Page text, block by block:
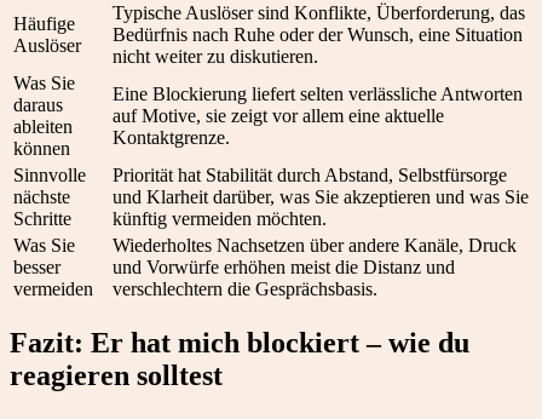
Häufige
Auslöser
Typische Auslöser sind Konflikte, Überforderung, das
Bedürfnis nach Ruhe oder der Wunsch, eine Situation
nicht weiter zu diskutieren.
Was Sie
daraus
ableiten
können
Eine Blockierung liefert selten verlässliche Antworten
auf Motive, sie zeigt vor allem eine aktuelle
Kontaktgrenze.
Sinnvolle
nächste
Schritte
Priorität hat Stabilität durch Abstand, Selbstfürsorge
und Klarheit darüber, was Sie akzeptieren und was Sie
künftig vermeiden möchten.
Was Sie
besser
vermeiden
Wiederholtes Nachsetzen über andere Kanäle, Druck
und Vorwürfe erhöhen meist die Distanz und
verschlechtern die Gesprächsbasis.
Fazit: Er hat mich blockiert – wie du
reagieren solltest